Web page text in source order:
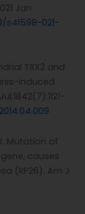
Jan
s41598-021-
TRX2 and
induced
Mutation of
causes
(RP26). Am J